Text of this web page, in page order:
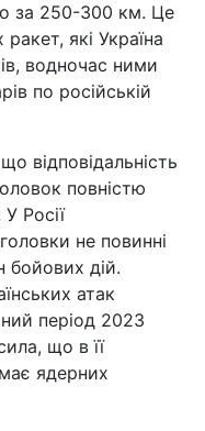
за 250-300 км. Це
які Україна
водночас ними
по російській
відповідальність
повністю
Росії
не повинні
бойових дій.
атак
період 2023
що в її
ядерних